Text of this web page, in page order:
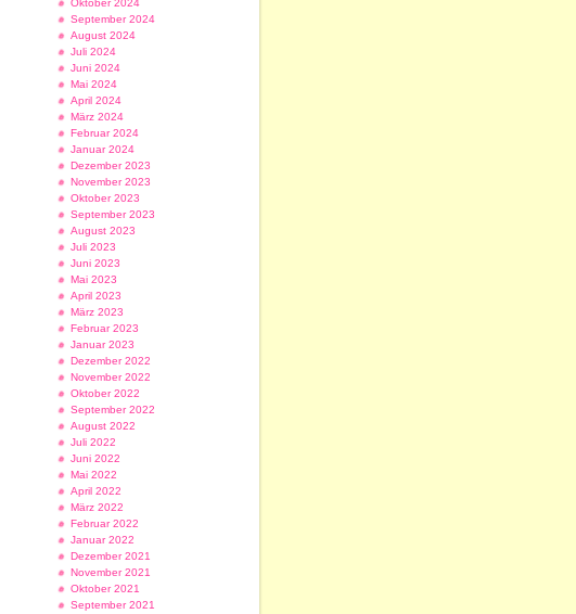
Oktober 2024
September 2024
August 2024
Juli 2024
Juni 2024
Mai 2024
April 2024
März 2024
Februar 2024
Januar 2024
Dezember 2023
November 2023
Oktober 2023
September 2023
August 2023
Juli 2023
Juni 2023
Mai 2023
April 2023
März 2023
Februar 2023
Januar 2023
Dezember 2022
November 2022
Oktober 2022
September 2022
August 2022
Juli 2022
Juni 2022
Mai 2022
April 2022
März 2022
Februar 2022
Januar 2022
Dezember 2021
November 2021
Oktober 2021
September 2021